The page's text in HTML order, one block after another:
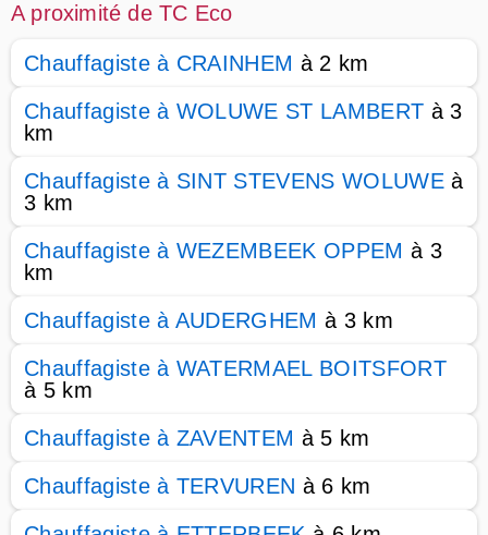
A proximité de TC Eco
Chauffagiste à CRAINHEM à 2 km
Chauffagiste à WOLUWE ST LAMBERT à 3
km
Chauffagiste à SINT STEVENS WOLUWEà
3 km
Chauffagiste à WEZEMBEEK OPPEM à 3
km
Chauffagiste à AUDERGHEM à 3 km
Chauffagiste à WATERMAEL BOITSFORT
à 5 km
Chauffagiste à ZAVENTEM à 5 km
Chauffagiste à TERVUREN à 6 km